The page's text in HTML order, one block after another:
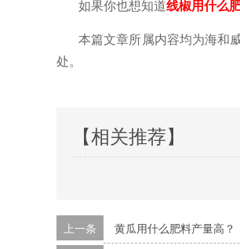
如果你也想知道线椒用什么
本篇文章所属内容均为海和
处。
【相关推荐】
上一条
黄瓜用什么肥料产量高？